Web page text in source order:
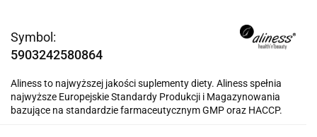
Symbol:
5903242580864
Aliness to najwyższej jakości suplementy diety. Aliness spełnia
najwyższe Europejskie Standardy Produkcji i Magazynowania
bazujące na standardzie farmaceutycznym GMP oraz HACCP.